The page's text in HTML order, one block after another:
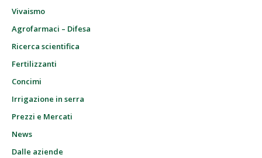
Vivaismo
Agrofarmaci – Difesa
Ricerca scientifica
Fertilizzanti
Concimi
Irrigazione in serra
Prezzi e Mercati
News
Dalle aziende